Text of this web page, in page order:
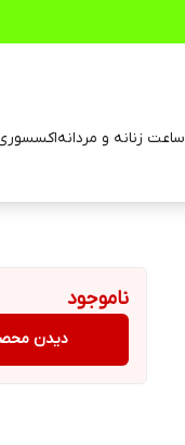
ساعت زنانه و مردانه
ناموجود
دیدن